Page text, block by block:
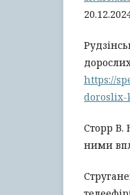
https://
Сторр В.
ними